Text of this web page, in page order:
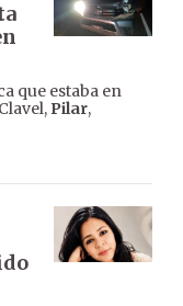
que estaba en
Pilar,